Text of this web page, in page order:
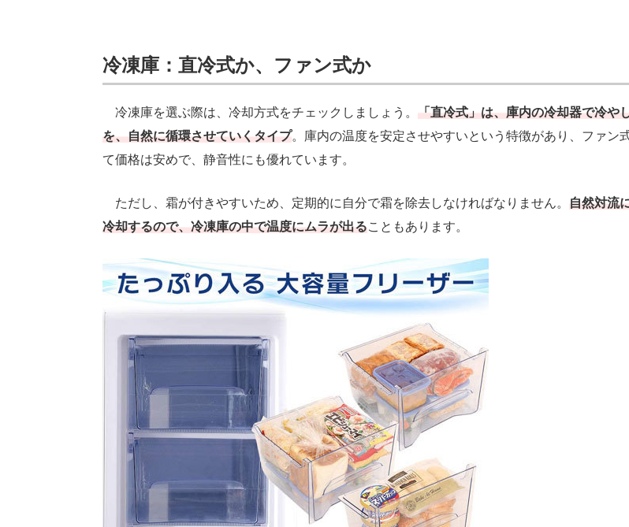
冷凍庫：直冷式か、ファン式か
冷凍庫を選ぶ際は、冷却方式をチェックしましょう。 「直冷式」は、庫内の冷却器で冷や
を、自然に循環させていくタイプ。庫内の温度を安定させやすいという特徴があり、ファン
て価格は安めで、静音性にも優れています。
ただし、霜が付きやすいため、定期的に自分で霜を除去しなければなりません。 自然対流
冷却するので、冷凍庫の中で温度にムラが出ることもあります。